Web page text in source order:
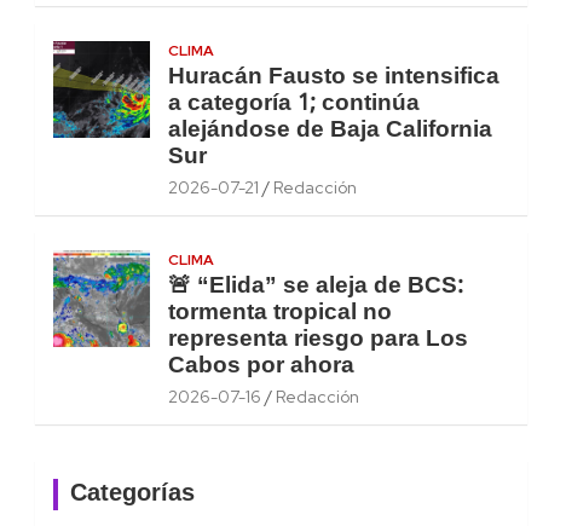
CLIMA
Huracán Fausto se intensifica
a categoría 1; continúa
alejándose de Baja California
Sur
2026-07-21 Redacción
CLIMA
🚨 “Elida” se aleja de BCS:
tormenta tropical no
representa riesgo para Los
Cabos por ahora
2026-07-16 Redacción
Categorías